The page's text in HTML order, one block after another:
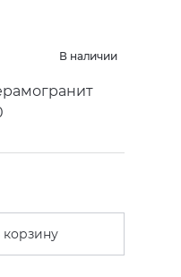
В наличии
корзину